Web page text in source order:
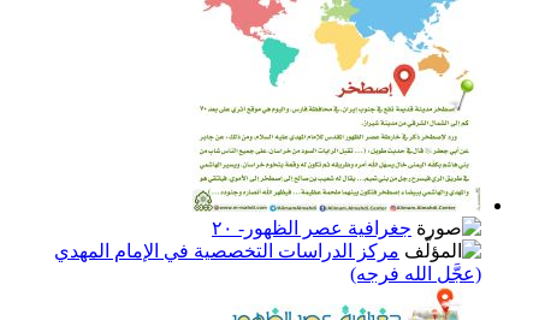
جغرافية عصر الظهور- ٢٠
مركز الدراسات التخصصية في الإمام المهدي
(عجَّل الله فرجه)